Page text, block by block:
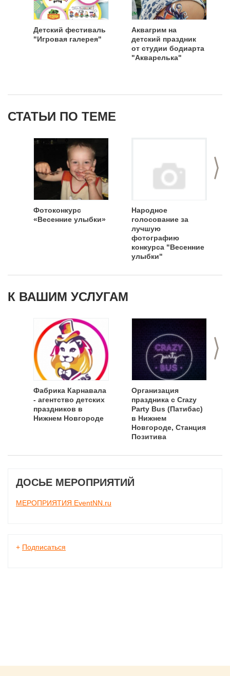
Детский фестиваль
"Игровая галерея"
Аквагрим на
детский праздник
от студии бодиарта
"Акварелька"
СТАТЬИ ПО ТЕМЕ
>
Фотоконкурс
«Весенние улыбки»
Народное
голосование за
лучшую
фотографию
конкурса "Весенние
улыбки"
К ВАШИМ УСЛУГАМ
>
Фабрика Карнавала
- агентство детских
праздников в
Нижнем Новгороде
Организация
праздника с Crazy
Party Bus (Патибас)
в Нижнем
Новгороде, Станция
Позитива
ДОСЬЕ МЕРОПРИЯТИЙ
МЕРОПРИЯТИЯ EventNN.ru
+ Подписаться